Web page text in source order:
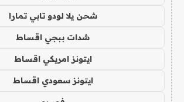
شحن يلا لودو تابي تمارا
شدات ببجي اقساط
ايتونز امريكي اقساط
ايتونز سعودي اقساط